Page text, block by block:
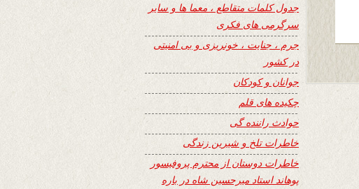
جدول کلمات متقاطع ، معما ها و سایر
سرگرمی های فکری
جرم ، جنایت ، خونریزی و بی امنیتی
در کشور
جوانان و کودکان
چکیده های قلم
حوادث راننده گی
خاطرات تلخ و شیرین زندگی
خاطرات دوستان از محترم پروفیسور
پوهاند استاد میرحسین شاه در باره